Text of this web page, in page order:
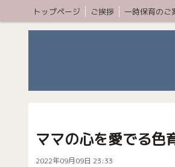
トップページ ご挨拶 一時保育のご
ママの心を愛でる
2022年09月09日 23:33